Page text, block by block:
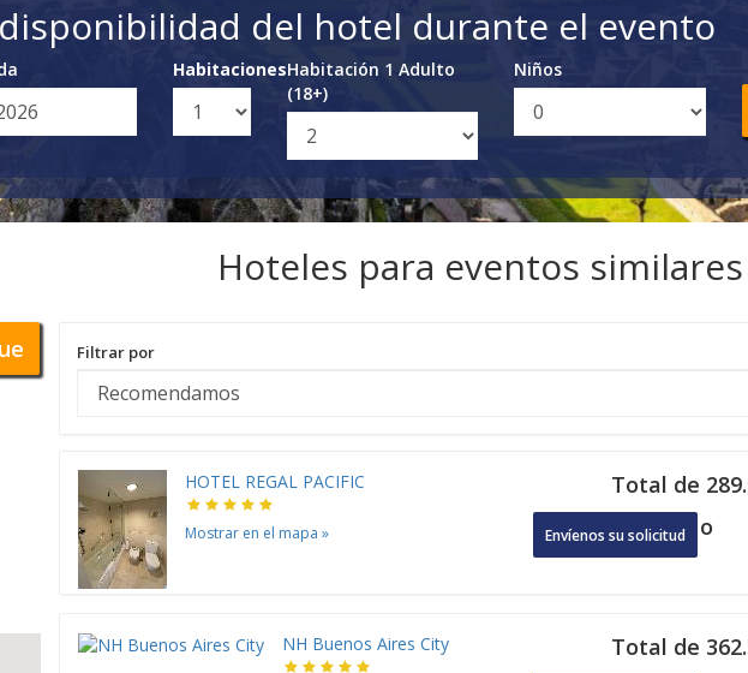
del hotel durante el evento
HabitacionesHabitación 1 Adulto
(18+)
Niños
Hoteles para eventos similares
Filtrar por
HOTEL REGAL PACIFIC
Mostrar en el mapa »
Total de
Envíenos su solicitud o
NH Buenos Aires City Total de